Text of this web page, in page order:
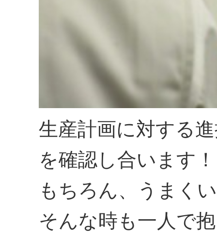
生産計画に対する
を確認し合います！
もちろん、うまく
そんな時も一人で